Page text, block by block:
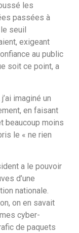
les
passées à
seuil
exigeant
au public
soit ce point, a
imaginé un
en faisant
beaucoup moins
le « ne rien
a le pouvoir
d’une
nationale.
on en savait
cyber-
de paquets